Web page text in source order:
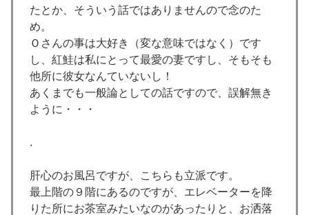
たとか、そういう話ではありませんので念のた
め。
Ｏさんの事は大好き（変な意味ではなく）です
し、紅鮭は私にとって最愛の妻ですし、そもそも
他所に彼女なんていないし！
あくまでも一般論としての話ですので、誤解無き
ように・・・
.
肝心のお風呂ですが、こちらも立派です。
最上階の９階にあるのですが、エレベーターを降
りた所にお茶室みたいなのがあったりと、お洒落